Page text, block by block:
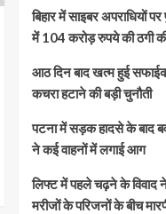
बिहार में साइबर अपराधियों
में 104 करोड़ रुपये की ठगी की
आठ दिन बाद खत्म हुई
कचरा हटाने की बड़ी चुनौती
पटना में सड़क हादसे के बाद
ने कई वाहनों में लगाई आग
लिफ्ट में पहले चढ़ने के विवाद
मरीजों के परिजनों के बीच